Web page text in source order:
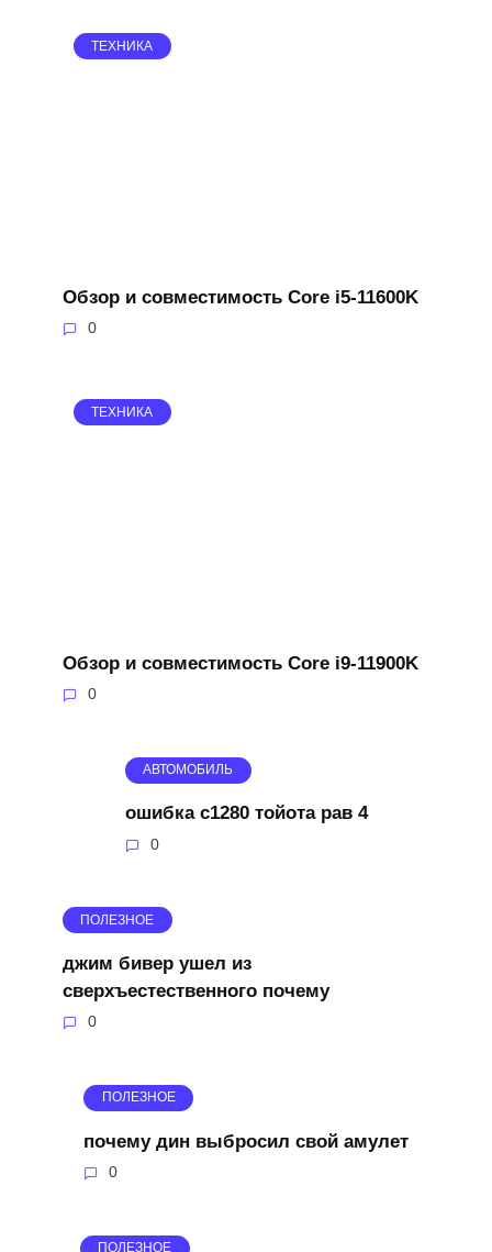
ТЕХНИКА
Обзор и совместимость Core i5-11600K
0
ТЕХНИКА
Обзор и совместимость Core i9-11900K
0
АВТОМОБИЛЬ
ошибка c1280 тойота рав 4
0
ПОЛЕЗНОЕ
джим бивер ушел из
сверхъестественного почему
0
ПОЛЕЗНОЕ
почему дин выбросил свой амулет
0
ПОЛЕЗНОЕ